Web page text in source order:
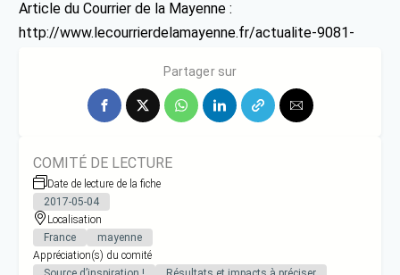
Article du Courrier de la Mayenne :
http://www.lecourrierdelamayenne.fr/actualite-9081-
Partager sur
COMITÉ DE LECTURE
Date de lecture de la fiche
2017-05-04
Localisation
France
mayenne
Appréciation(s) du comité